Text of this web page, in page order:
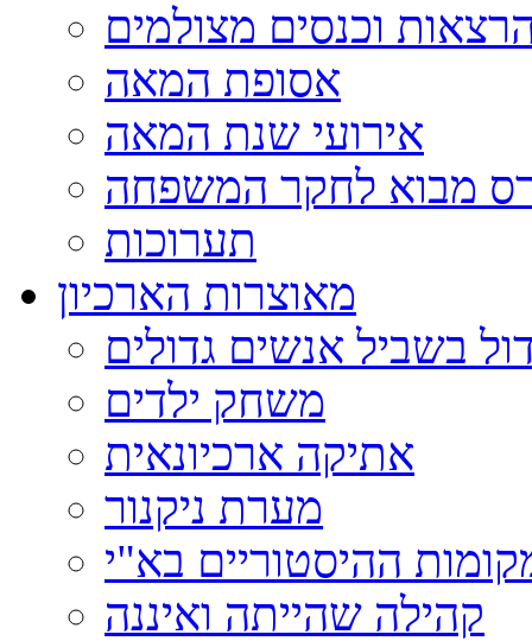
וכנסים מצולמים
אסופת המאה
אירועי שנת המאה
מבוא לחקר המשפחה
תערוכות
מאוצרות הארכיון
בשביל אנשים גדולים
משחק ילדים
אתיקה ארכיונאית
מערת ניקנור
ההיסטוריים בא"י
קהילה שהייתה ואיננה